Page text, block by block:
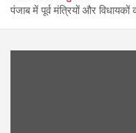
पंजाब में पूर्व मंत्रियों और